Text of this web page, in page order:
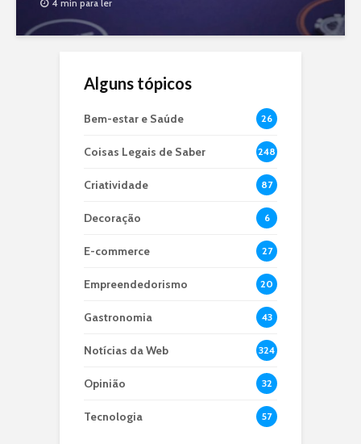
4 min para ler
Alguns tópicos
Bem-estar e Saúde 26
Coisas Legais de Saber 248
Criatividade 87
Decoração 6
E-commerce 27
Empreendedorismo 20
Gastronomia 43
Notícias da Web 324
Opinião 32
Tecnologia 57